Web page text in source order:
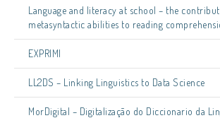
Language and literacy at school – the
metasyntactic abilities to reading
EXPRIMI
LL2DS – Linking Linguistics to Data Science
MorDigital – Digitalização do Diccionario da